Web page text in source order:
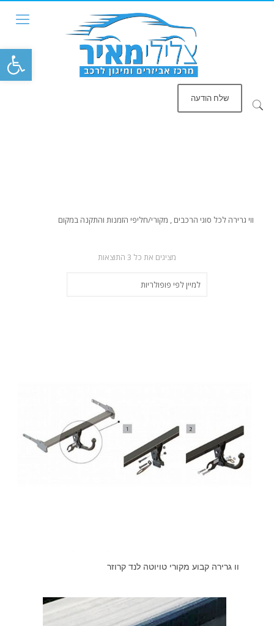
פתח
שלח הודעה
ווי גרירה לכל סוגי הרכבים , מקורי/חליפי הזמנות והתקנה במקום
מציגים את כל ⁦3⁩ התוצאות
וו גרירה קבוע מקורי טויוטה לנד קרוזר